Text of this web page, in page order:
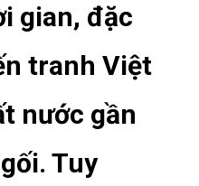
gian, đặc
tranh Việt
nước gần
Tuy